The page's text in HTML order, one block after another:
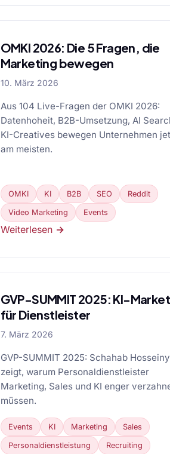
OMKI 2026: Die 5 Fragen, die
Marketing bewegen
10. März 2026
Aus 104 Live-Fragen der OMKI 2026:
Datenhoheit, B2B-Umsetzung, AI
KI-Creatives bewegen Unternehmen
am meisten.
OMKI KI B2B SEO Reddit
Video Marketing Events
Weiterlesen →
GVP-SUMMIT 2025: KI-
für Dienstleister
7. März 2026
GVP-SUMMIT 2025: Schahab Hosseiny
zeigt, warum Personaldienstleister
Marketing, Sales und KI enger
müssen.
Events KI Marketing Sales
Personaldienstleistung Recruiting